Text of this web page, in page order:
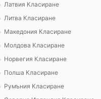
Латвия Класиране
Литва Класиране
Македония Класиране
Молдова Класиране
Норвегия Класиране
Полша Класиране
Румъния Класиране